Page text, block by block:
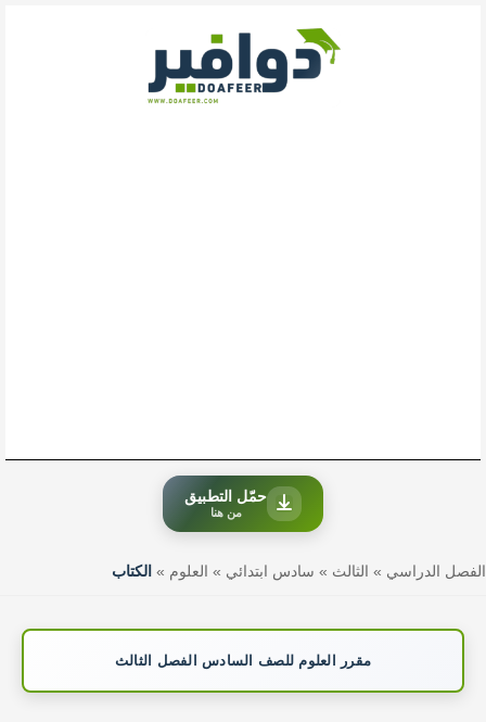
حمّل التطبيق
من هنا
الفصل الدراسي » الثالث » سادس ابتدائي » العلوم » الكتاب
مقرر العلوم للصف السادس الفصل الثالث